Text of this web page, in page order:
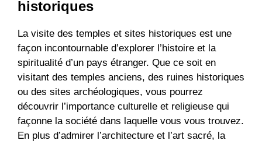
historiques
La visite des temples et sites historiques est une
façon incontournable d’explorer l’histoire et la
spiritualité d’un pays étranger. Que ce soit en
visitant des temples anciens, des ruines historiques
ou des sites archéologiques, vous pourrez
découvrir l’importance culturelle et religieuse qui
façonne la société dans laquelle vous vous trouvez.
En plus d’admirer l’architecture et l’art sacré, la